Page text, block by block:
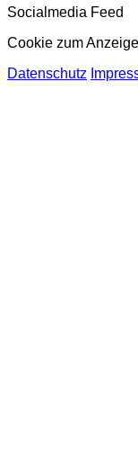
Socialmedia Feed
Cookie zum
Datenschutz